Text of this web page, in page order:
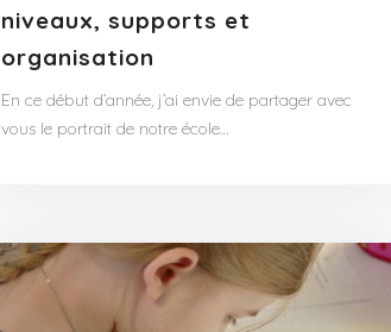
niveaux, supports et
organisation
En ce début d’année, j’ai envie de partager avec
vous le portrait de notre école…